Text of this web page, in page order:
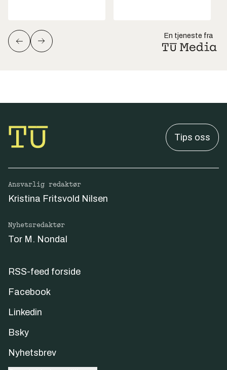
En tjeneste fra
Tips oss
Ansvarlig redaktør
Kristina Fritsvold Nilsen
Nyhetsredaktør
Tor M. Nondal
RSS-feed forside
Facebook
Linkedin
Bsky
Nyhetsbrev